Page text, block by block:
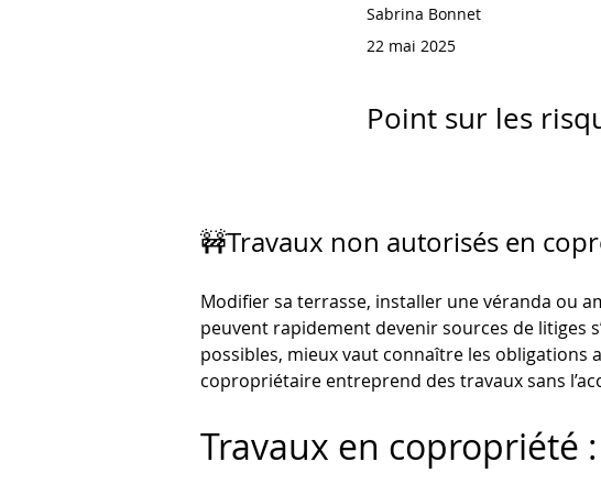
Sabrina Bonnet
22 mai 2025
Point sur les
🚧Travaux non autorisés en
Modifier sa terrasse, installer une véranda ou
peuvent rapidement devenir sources de litiges
possibles, mieux vaut connaître les obligations
copropriétaire entreprend des travaux sans
Travaux en copropriété